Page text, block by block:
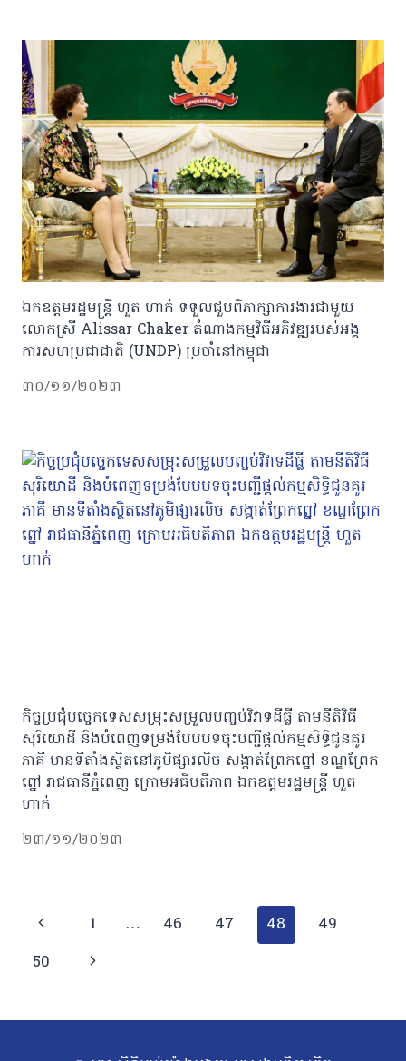
ឯកឧត្តមរដ្ឋមន្រ្តី ហួត ហាក់ ទទួលជួបពិភាក្សាការងារជាមួយ
លោកស្រី Alissar Chaker តំណាងកម្មវិធីអភិវឌ្ឍរបស់អង្គ
ការសហប្រជាជាតិ (UNDP) ប្រចាំនៅកម្ពុជា
៣០/១១/២០២៣
កិច្ចប្រជុំបច្ចេកទេសសម្រុះសម្រួលបញ្ចប់វិវាទដីធ្លី តាមនីតិវិធី
សុរិយោដី និងបំពេញទម្រង់បែបបទចុះបញ្ជីផ្តល់កម្មសិទ្ធិជូនគូរ
ភាគី មានទីតាំងស្ថិតនៅភូមិផ្សារលិច សង្កាត់ព្រែកព្នៅ ខណ្ឌព្រែក
ព្នៅ រាជធានីភ្នំពេញ ក្រោមអធិបតីភាព ឯកឧត្តមរដ្ឋមន្ត្រី ហួត
ហាក់
២៣/១១/២០២៣
Page
navigation
Previous
Page
1 … 46 47 48
49
50
Next